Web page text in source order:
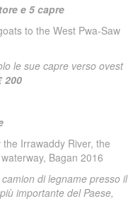
e 5 capre
to the West Pwa-Saw
le sue capre verso ovest
200
Irrawaddy River, the
Bagan 2016
di legname presso il
importante del Paese,